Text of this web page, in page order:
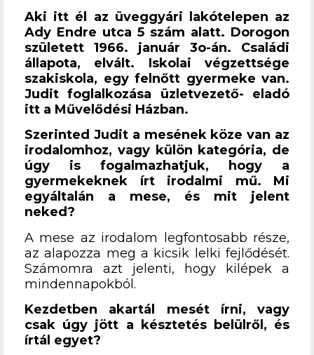
Aki itt él az üveggyári lakótelepen az
Ady Endre utca 5 szám alatt. Dorogon
született 1966. január 3o-án. Családi
állapota, elvált. Iskolai végzettsége
szakiskola, egy felnőtt gyermeke van.
Judit foglalkozása üzletvezető- eladó
itt a Művelődési Házban.
Szerinted Judit a mesének köze van az
irodalomhoz, vagy külön kategória, de
úgy is fogalmazhatjuk, hogy a
gyermekeknek írt irodalmi mű. Mi
egyáltalán a mese, és mit jelent
neked?
A mese az irodalom legfontosabb része,
az alapozza meg a kicsik lelki fejlődését.
Számomra azt jelenti, hogy kilépek a
mindennapokból.
Kezdetben akartál mesét írni, vagy
csak úgy jött a késztetés belülről, és
írtál egyet?